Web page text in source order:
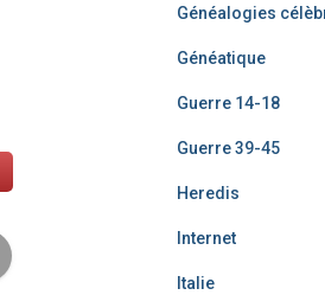
Généalogies
Généatique
Guerre 14-18
Guerre 39-45
Heredis
Internet
Italie